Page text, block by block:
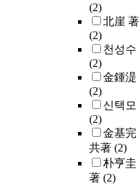
(2)
北崖 著
(2)
천성수
(2)
金鍾湜
(2)
신택모
(2)
金基完
共著 (2)
朴亨圭
著 (2)